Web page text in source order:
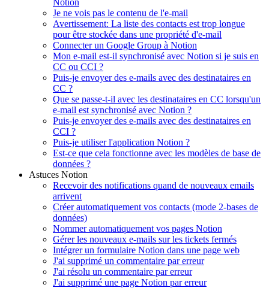
Notion
Je ne vois pas le contenu de l'e-mail
Avertissement: La liste des contacts est trop longue
pour être stockée dans une propriété d'e-mail
Connecter un Google Group à Notion
Mon e-mail est-il synchronisé avec Notion si je suis en
CC ou CCI ?
Puis-je envoyer des e-mails avec des destinataires en
CC ?
Que se passe-t-il avec les destinataires en CC lorsqu'un
e-mail est synchronisé avec Notion ?
Puis-je envoyer des e-mails avec des destinataires en
CCI ?
Puis-je utiliser l'application Notion ?
Est-ce que cela fonctionne avec les modèles de base de
données ?
Astuces Notion
Recevoir des notifications quand de nouveaux emails
arrivent
Créer automatiquement vos contacts (mode 2-bases de
données)
Nommer automatiquement vos pages Notion
Gérer les nouveaux e-mails sur les tickets fermés
Intégrer un formulaire Notion dans une page web
J'ai supprimé un commentaire par erreur
J'ai résolu un commentaire par erreur
J'ai supprimé une page Notion par erreur